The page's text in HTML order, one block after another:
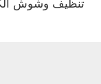
المقالات
تنظيف وشوش